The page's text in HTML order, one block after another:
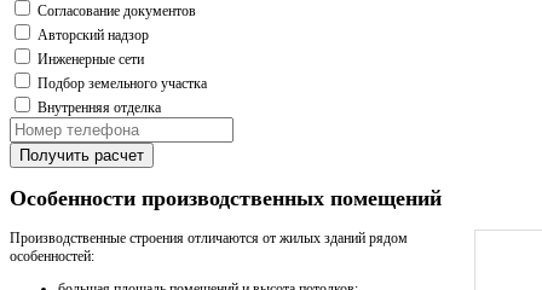
Согласование документов
Авторский надзор
Инженерные сети
Подбор земельного участка
Внутренняя отделка
Получить расчет
Особенности производственных помещений
Производственные строения отличаются от жилых зданий рядом
особенностей: